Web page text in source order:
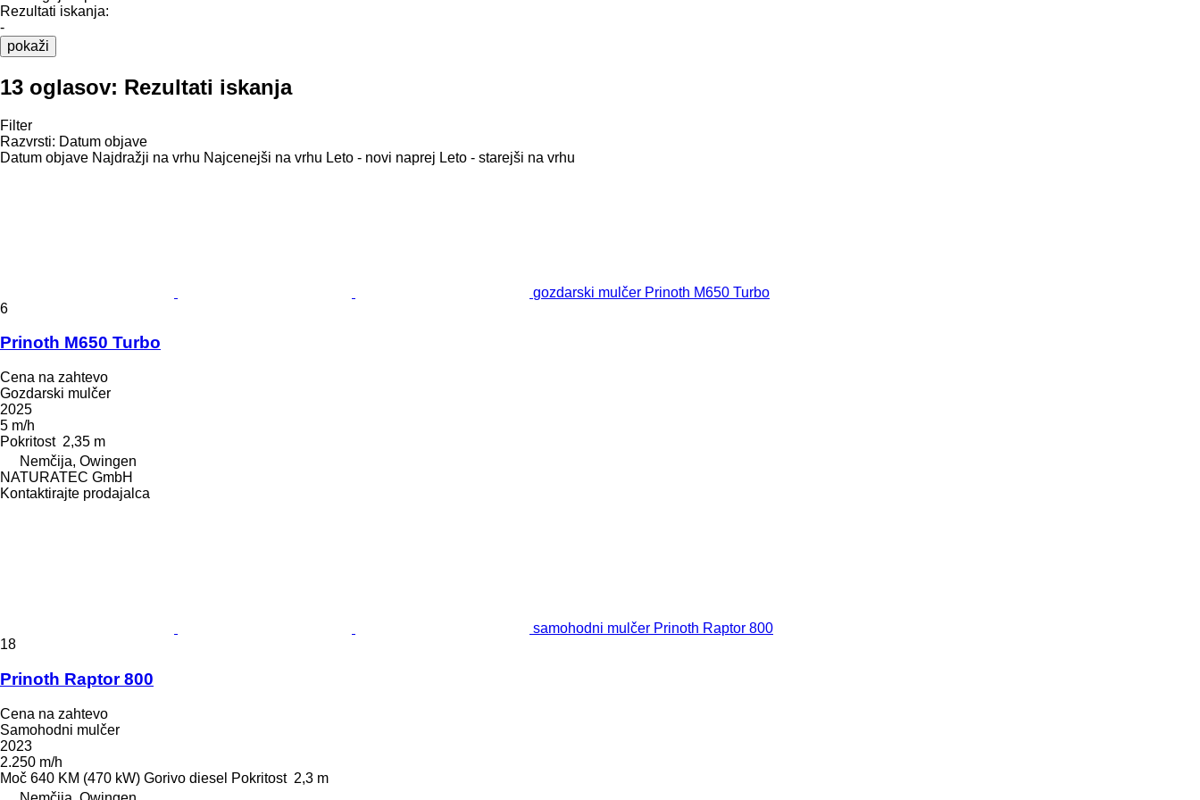
Rezultati iskanja:
-
pokaži
13 oglasov: Rezultati iskanja
Filter
Razvrsti: Datum objave
Datum objave Najdražji na vrhu Najcenejši na vrhu Leto - novi naprej Leto - starejši na vrhu
gozdarski mulčer Prinoth M650 Turbo
6
Prinoth M650 Turbo
Cena na zahtevo
Gozdarski mulčer
2025
5 m/h
Pokritost 2,35 m
Nemčija, Owingen
NATURATEC GmbH
Kontaktirajte prodajalca
samohodni mulčer Prinoth Raptor 800
18
Prinoth Raptor 800
Cena na zahtevo
Samohodni mulčer
2023
2.250 m/h
Moč 640 KM (470 kW) Gorivo diesel Pokritost 2,3 m